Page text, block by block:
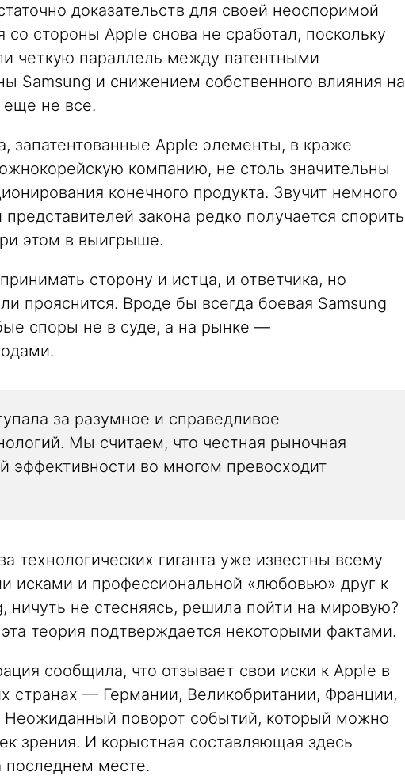
доказательств для своей неоспоримой
стороны Apple снова не сработал, поскольку
четкую параллель между патентными
Samsung и снижением собственного влияния на
не все.
запатентованные Apple элементы, в краже
компанию, не столь значительны
конечного продукта. Звучит немного
закона редко получается спорить
этом в выигрыше.
сторону и истца, и ответчика, но
прояснится. Вроде бы всегда боевая Samsung
споры не в суде, а на рынке —
за разумное и справедливое
Мы считаем, что честная рыночная
эффективности во многом превосходит
технологических гиганта уже известны всему
исками и профессиональной «любовью» друг к
ничуть не стесняясь, решила пойти на мировую?
теория подтверждается некоторыми фактами.
сообщила, что отзывает свои иски к Apple в
странах — Германии, Великобритании, Франции,
Неожиданный поворот событий, который можно
зрения. И корыстная составляющая здесь
последнем месте.